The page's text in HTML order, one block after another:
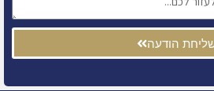
הודעה